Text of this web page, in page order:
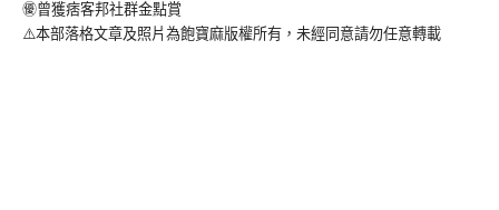
㊝曾獲痞客邦社群金點賞
⚠️本部落格文章及照片為飽寶麻版權所有，未經同意請勿任意轉載